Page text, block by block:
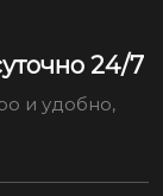
24/7
и удобно,